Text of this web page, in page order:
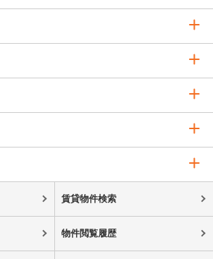
賃貸物件検索
物件閲覧履歴